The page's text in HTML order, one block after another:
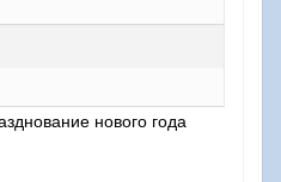
нового года